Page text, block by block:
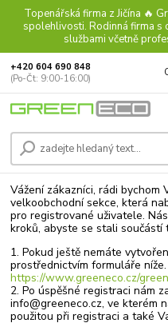
Topenářská firma z Jičína 🔥
spolehlivosti. Rodinná firma
službami včetně
+420 604 690 848
(Po-Čt: 9:00-16:00)
Vážení zákazníci, rádi bychom
velkoobchodní sekce, která
pro registrované uživatele.
kroků, abyste se stali součástí
1. Pokud ještě nemáte
prostřednictvím formuláře níže.
https://www.greeneco.cz/
2. Po úspěšné registraci nám
info@greeneco.cz, ve kterém
použitou při registraci a také